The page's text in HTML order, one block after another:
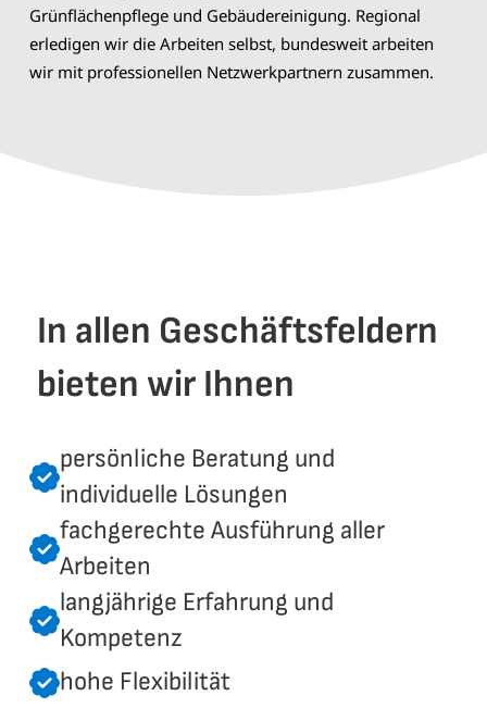
Grünflächenpflege und Gebäudereinigung. Regional
erledigen wir die Arbeiten selbst, bundesweit arbeiten
wir mit professionellen Netzwerkpartnern zusammen.
In allen Geschäftsfeldern
bieten wir Ihnen
persönliche Beratung und
individuelle Lösungen
fachgerechte Ausführung aller
Arbeiten
langjährige Erfahrung und
Kompetenz
hohe Flexibilität